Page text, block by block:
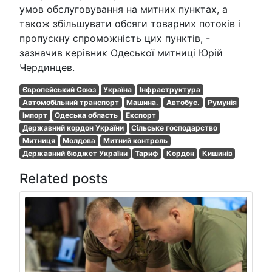
умов обслуговування на митних пунктах, а
також збільшувати обсяги товарних потоків і
пропускну спроможність цих пунктів, -
зазначив керівник Одеської митниці Юрій
Чердинцев.
Європейський Союз Україна
Інфраструктура
Автомобільний транспорт
Машина. Автобус.
Румунія
Імпорт
Одеська область
Експорт
Державний кордон України
Сільське господарство
Митниця
Молдова
Митний контроль
Державний бюджет України
Тариф Кордон Кишинів
Related posts